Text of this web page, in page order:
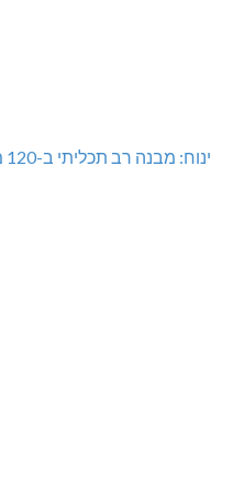
ינוח: מבנה רב תכליתי ב-120 מלש"ח